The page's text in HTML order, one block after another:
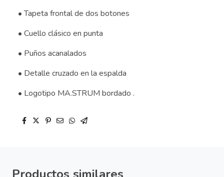
• Tapeta frontal de dos botones
• Cuello clásico en punta
• Puños acanalados
• Detalle cruzado en la espalda
• Logotipo MA.STRUM bordado .